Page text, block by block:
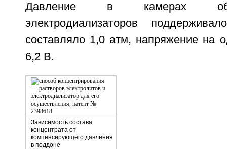
Давление в камерах
электродиализаторов
составляло 1,0 атм, напряжение на
6,2 В.
Зависимость состава
концентрата от
компенсирующего давления
в поддоне